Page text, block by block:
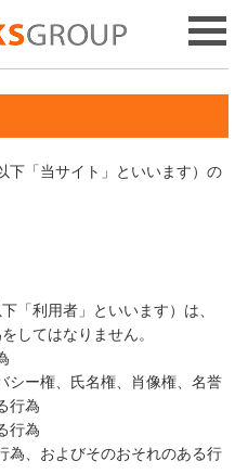
下「当サイト」といいます）の
「利用者」といいます）は、
してはなりません。
シー権、氏名権、肖像権、名誉
行為
行為
為、およびそのおそれのある行